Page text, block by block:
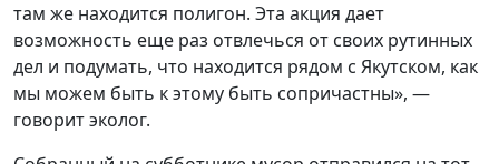
там же находится полигон. Эта акция дает
возможность еще раз отвлечься от своих рутинных
дел и подумать, что находится рядом с Якутском, как
мы можем быть к этому быть сопричастны», —
говорит эколог.